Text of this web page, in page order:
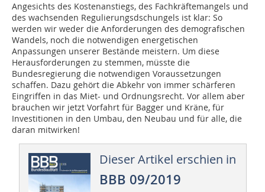
Angesichts des Kostenanstiegs, des Fachkräftemangels und
des wachsenden Regulierungsdschungels ist klar: So
werden wir weder die Anforderungen des demografischen
Wandels, noch die notwendigen energetischen
Anpassungen unserer Bestände meistern. Um diese
Herausforderungen zu stemmen, müsste die
Bundesregierung die notwendigen Voraussetzungen
schaffen. Dazu gehört die Abkehr von immer schärferen
Eingriffen in das Miet- und Ordnungsrecht. Vor allem aber
brauchen wir jetzt Vorfahrt für Bagger und Kräne, für
Investitionen in den Umbau, den Neubau und für alle, die
daran mitwirken!
Dieser Artikel erschien in
BBB 09/2019